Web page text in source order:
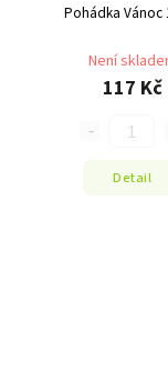
Pohádka Vánoc
Není
117 Kč
Detail